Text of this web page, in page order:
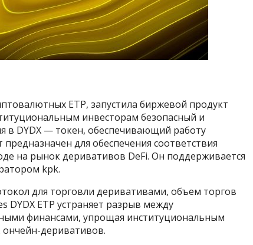
ETP, запустила биржевой продукт
инвесторам безопасный и
в DYDX — токен, обеспечивающий работу
для обеспечения соответствия
на рынок деривативов DeFi. Он поддерживается
kpk.
для торговли деривативами, объем торгов
DYDX EТP устраняет разрыв между
финансами, упрощая институциональным
деривативов.